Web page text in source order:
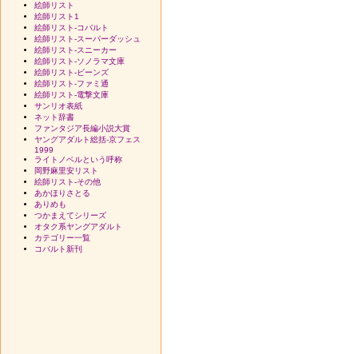
絵師リスト
絵師リスト1
絵師リスト-コバルト
絵師リスト-スーパーダッシュ
絵師リスト-スニーカー
絵師リスト-ソノラマ文庫
絵師リスト-ビーンズ
絵師リスト-ファミ通
絵師リスト-電撃文庫
サンリオ表紙
ネット辞書
ファンタジア長編小説大賞
ヤングアダルト総括-京フェス
1999
ライトノベルという呼称
岡野麻里安リスト
絵師リスト-その他
あかほりさとる
ありめも
つかまえてシリーズ
オタク系ヤングアダルト
カテゴリー一覧
コバルト新刊